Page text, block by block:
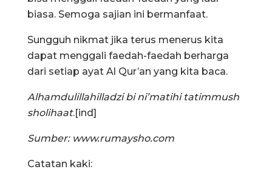
biasa. Semoga sajian ini bermanfaat.
Sungguh nikmat jika terus menerus kita
dapat menggali faedah-faedah berharga
dari setiap ayat Al Qur’an yang kita baca.
Alhamdulillahilladzi bi ni’matihi tatimmush
sholihaat.[ind]
Sumber: www.rumaysho.com
Catatan kaki: